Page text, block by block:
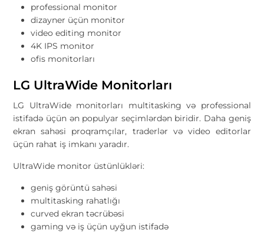
professional monitor
dizayner üçün monitor
video editing monitor
4K IPS monitor
ofis monitorları
LG UltraWide Monitorları
LG UltraWide monitorları multitasking və professional
istifadə üçün ən populyar seçimlərdən biridir. Daha geniş
ekran sahəsi proqramçılar, traderlər və video editorlar
üçün rahat iş imkanı yaradır.
UltraWide monitor üstünlükləri:
geniş görüntü sahəsi
multitasking rahatlığı
curved ekran təcrübəsi
gaming və iş üçün uyğun istifadə